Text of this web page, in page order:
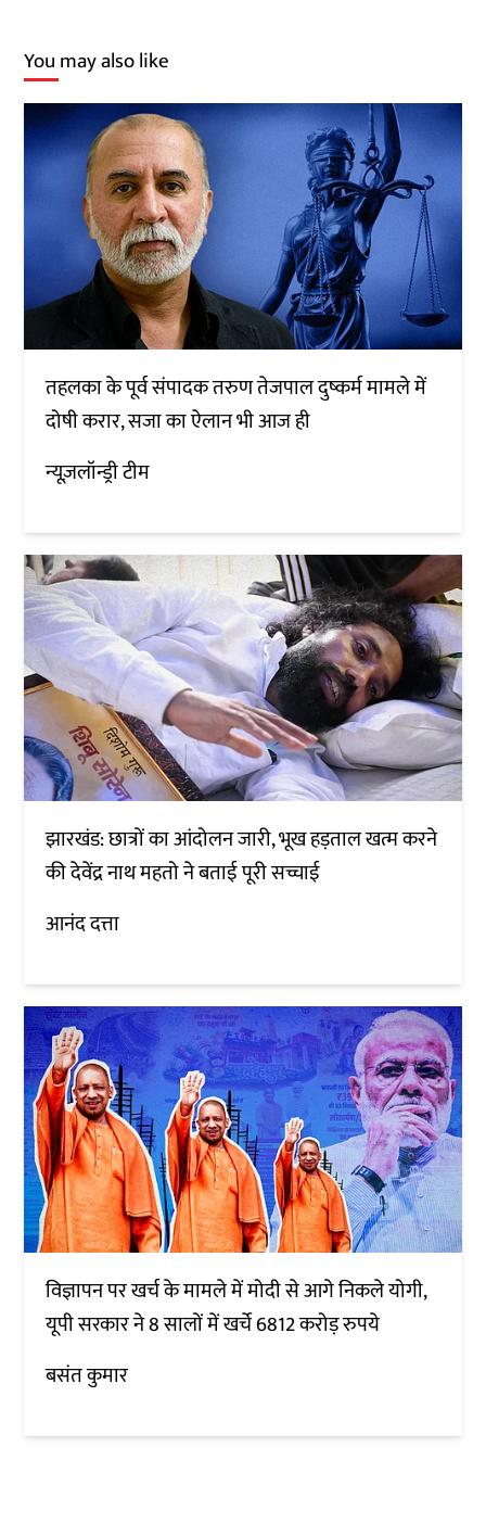
You may also like
तहलका के पूर्व संपादक तरुण तेजपाल दुष्कर्म मामले में
दोषी करार, सजा का ऐलान भी आज ही
न्यूज़लॉन्ड्री टीम
झारखंड: छात्रों का आंदोलन जारी, भूख हड़ताल खत्म करने
की देवेंद्र नाथ महतो ने बताई पूरी सच्चाई
आनंद दत्ता
विज्ञापन पर खर्च के मामले में मोदी से आगे निकले योगी,
यूपी सरकार ने 8 सालों में खर्चे 6812 करोड़ रुपये
बसंत कुमार